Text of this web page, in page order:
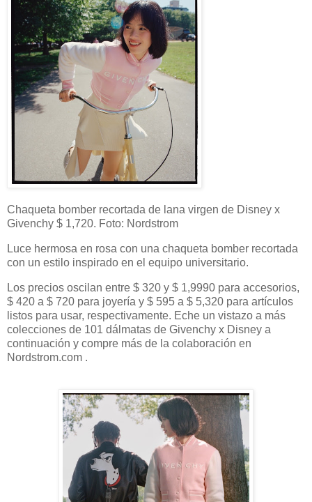
Chaqueta bomber recortada de lana virgen de Disney x
Givenchy $ 1,720. Foto: Nordstrom
Luce hermosa en rosa con una chaqueta bomber recortada
con un estilo inspirado en el equipo universitario.
Los precios oscilan entre $ 320 y $ 1,9990 para accesorios,
$ 420 a $ 720 para joyería y $ 595 a $ 5,320 para artículos
listos para usar, respectivamente. Eche un vistazo a más
colecciones de 101 dálmatas de Givenchy x Disney a
continuación y compre más de la colaboración en
Nordstrom.com .